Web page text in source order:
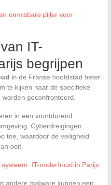
onmisbare pijler voor
IT-
begrijpen
in de Franse hoofdstad beter
te kijken naar de specifieke
geconfronteerd.
in een voortdurend
Cyberdreigingen
toe, waardoor de veiligheid
ooit.
IT-onderhoud in Parijs
andere malware kunnen een